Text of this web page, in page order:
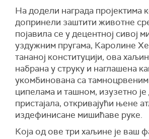
На додели награда пројектима
допринели заштити животне
појавила се у децентној сивој
уздужним пругама, Каролине
тананој конституцији, ова
набрана у струку и наглашена
укомбинована са
ципелама и ташном, изузетно
пристајала, откривајући њене
издефинисане мишићаве руке.
Која од ове три хаљине је ваш